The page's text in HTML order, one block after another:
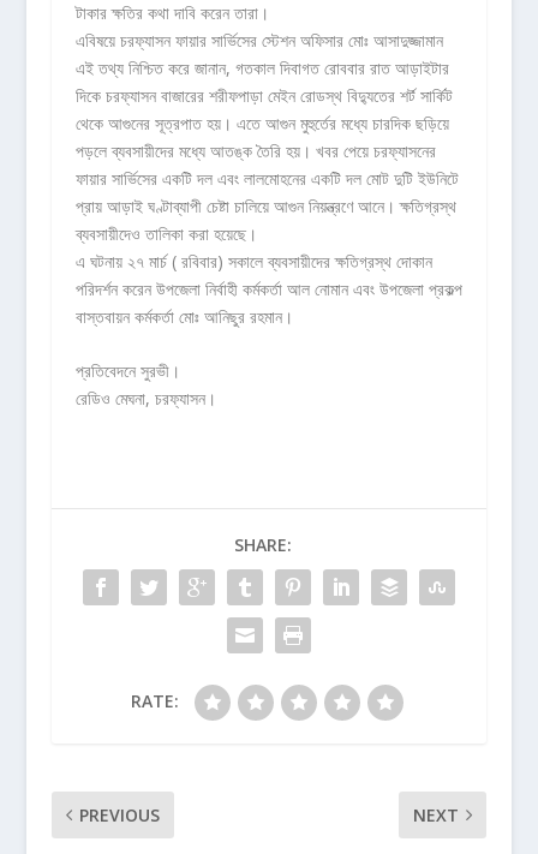
টাকার ক্ষতির কথা দাবি করেন তারা।
এবিষয়ে চরফ্যাসন ফায়ার সার্ভিসের স্টেশন অফিসার মোঃ আসাদুজ্জামান
এই তথ্য নিশ্চিত করে জানান, গতকাল দিবাগত রোববার রাত আড়াইটার
দিকে চরফ্যাসন বাজারের শরীফপাড়া মেইন রোডস্থ বিদ্যুতের শর্ট সার্কিট
থেকে আগুনের সূত্রপাত হয়। এতে আগুন মুহুর্তের মধ্যে চারদিক ছড়িয়ে
পড়লে ব্যবসায়ীদের মধ্যে আতঙ্ক তৈরি হয়। খবর পেয়ে চরফ্যাসনের
ফায়ার সার্ভিসের একটি দল এবং লালমোহনের একটি দল মোট দুটি ইউনিটে
প্রায় আড়াই ঘণ্টাব্যাপী চেষ্টা চালিয়ে আগুন নিয়ন্ত্রণে আনে। ক্ষতিগ্রস্থ
ব্যবসায়ীদেও তালিকা করা হয়েছে।
এ ঘটনায় ২৭ মার্চ ( রবিবার) সকালে ব্যবসায়ীদের ক্ষতিগ্রস্থ দোকান
পরিদর্শন করেন উপজেলা নির্বাহী কর্মকর্তা আল নোমান এবং উপজেলা প্রকল্প
বাস্তবায়ন কর্মকর্তা মোঃ আনিছুর রহমান।
প্রতিবেদনে সুরভী।
রেডিও মেঘনা, চরফ্যাসন।
SHARE:
RATE:
PREVIOUS NEXT